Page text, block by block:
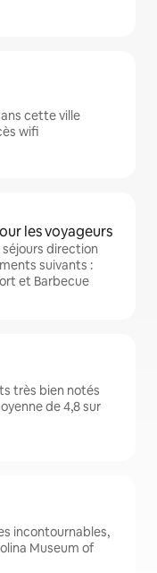
cette ville
wifi
les voyageurs
direction
suivants :
et Barbecue
très bien notés
de 4,8 sur
incontournables,
Museum of